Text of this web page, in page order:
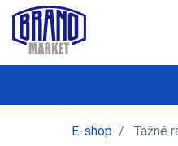
E-shop / Tažné